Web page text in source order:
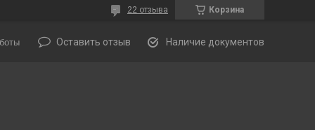
Корзина
22 отзыва
Оставить отзыв Наличие документов